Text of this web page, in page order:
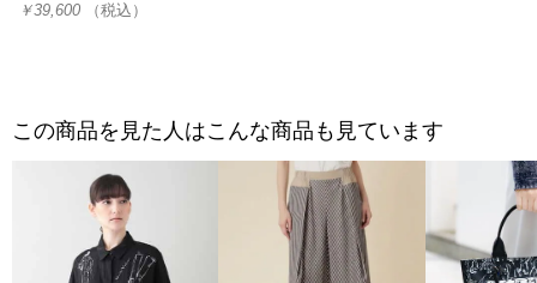
￥39,600 （税込）
この商品を見た人はこんな商品も見ています